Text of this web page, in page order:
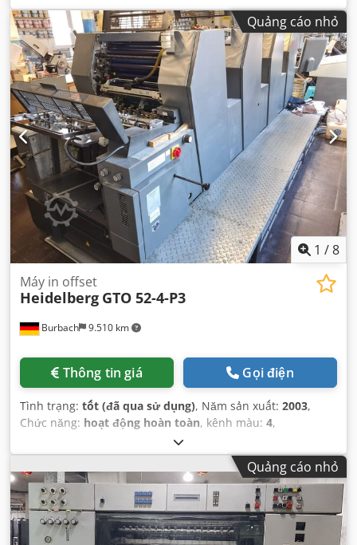
Quảng cáo nhỏ
1 /8
Burbach 9.510 km
Máy in offset
Heidelberg GTO 52-4-P3
Thông tin giá Gọi điện
Tình trạng: tốt (đã qua sử dụng), Năm sản xuất: 2003,
Chức năng: hoạt động hoàn toàn, kênh màu: 4,
Quảng cáo nhỏ